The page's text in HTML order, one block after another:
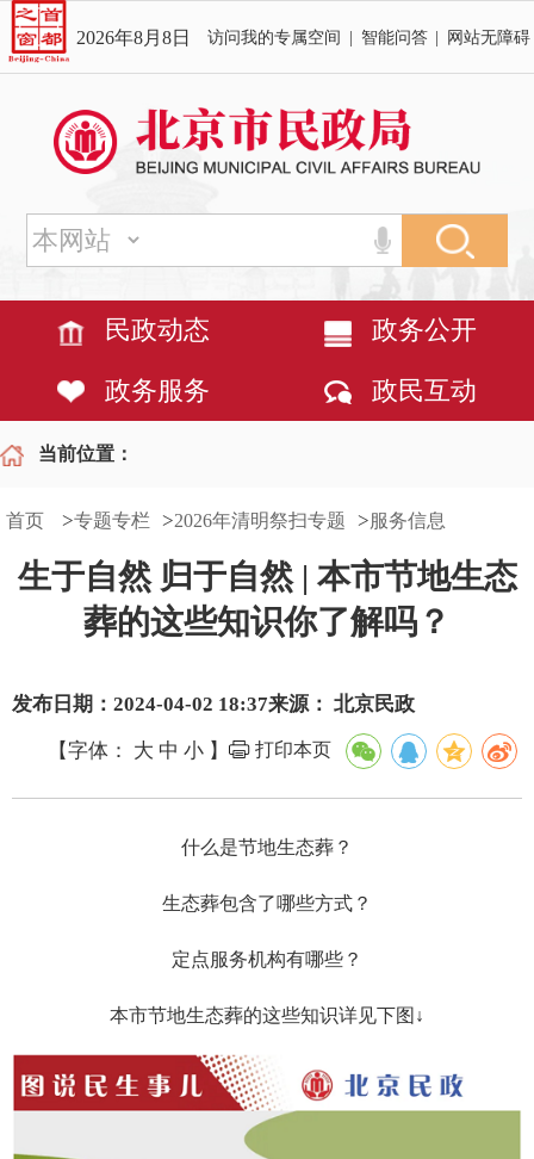
2026年8月8日 访问我的专属空间 智能问答 网站无障碍
民政动态 政务公开
政务服务 政民互动
当前位置：
首页 >专题专栏 >2026年清明祭扫专题 >服务信息
生于自然 归于自然 | 本市节地生态
葬的这些知识你了解吗？
发布日期：2024-04-02 18:37来源： 北京民政
【字体： 大 中 小 】 打印本页
什么是节地生态葬？
生态葬包含了哪些方式？
定点服务机构有哪些？
本市节地生态葬的这些知识详见下图↓